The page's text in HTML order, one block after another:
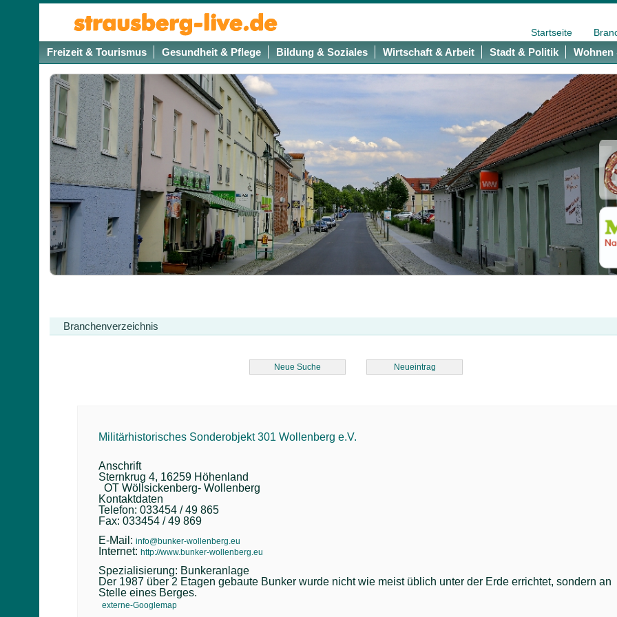
Startseite
Freizeit & Tourismus Gesundheit & Pflege Bildung & Soziales Wirtschaft & Arbeit Stadt & Politik Wohnen
Branchenverzeichnis
Neue Suche Neueintrag
Militärhistorisches Sonderobjekt 301 Wollenberg e.V.
Anschrift
Sternkrug 4, 16259 Höhenland
OT Wöllsickenberg- Wollenberg
Kontaktdaten
Telefon: 033454 / 49 865
Fax: 033454 / 49 869
E-Mail: info@bunker-wollenberg.eu
Internet: http://www.bunker-wollenberg.eu
Spezialisierung: Bunkeranlage
Der 1987 über 2 Etagen gebaute Bunker wurde nicht wie meist üblich unter der Erde errichtet, sondern an
Stelle eines Berges.
externe-Googlemap